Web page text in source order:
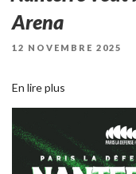
Arena
PUBLIÉ
12 NOVEMBRE 2025
En lire plus